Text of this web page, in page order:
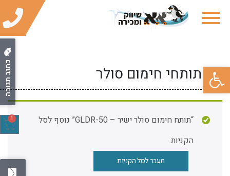
פתח סרגל נגישות כתוב תגובה תותחי חימום סולר
“תותח חימום סולר ישיר – GLDR-50” נוסף לסל
הקניות.
מעבר לסל הקניות
1